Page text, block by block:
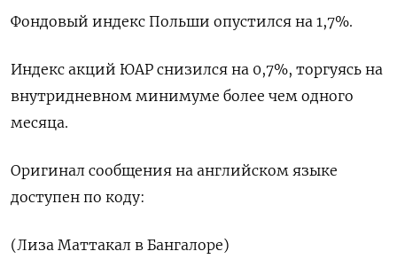
Фондовый индекс Польши опустился на 1,7%.
Индекс акций ЮАР снизился на 0,7%, торгуясь на
внутридневном минимуме более чем одного
месяца.
Оригинал сообщения на английском языке
доступен по коду:
(Лиза Маттакал в Бангалоре)